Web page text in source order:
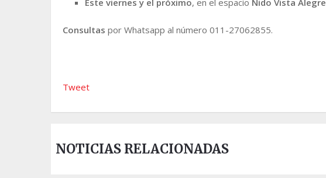
Este viernes y el próximo, en el espacio Nido Vista Alegre
Consultas por Whatsapp al número 011-27062855.
Tweet
NOTICIAS RELACIONADAS